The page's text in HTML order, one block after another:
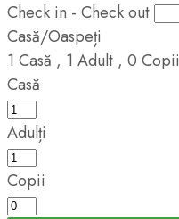
Check in - Check out
Casă/Oaspeți
1 Casă , 1 Adult , 0 Copii
Casă
Adulți
Copii